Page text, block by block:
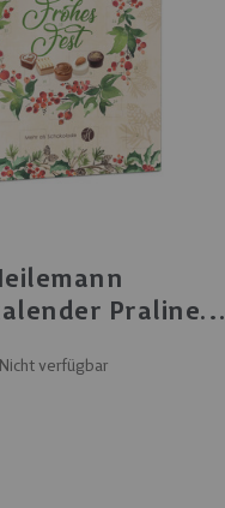
Pralinen,
Nicht verfügbar